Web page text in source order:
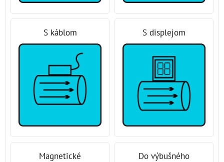
S káblom S displejom
Magnetické
Do výbušného